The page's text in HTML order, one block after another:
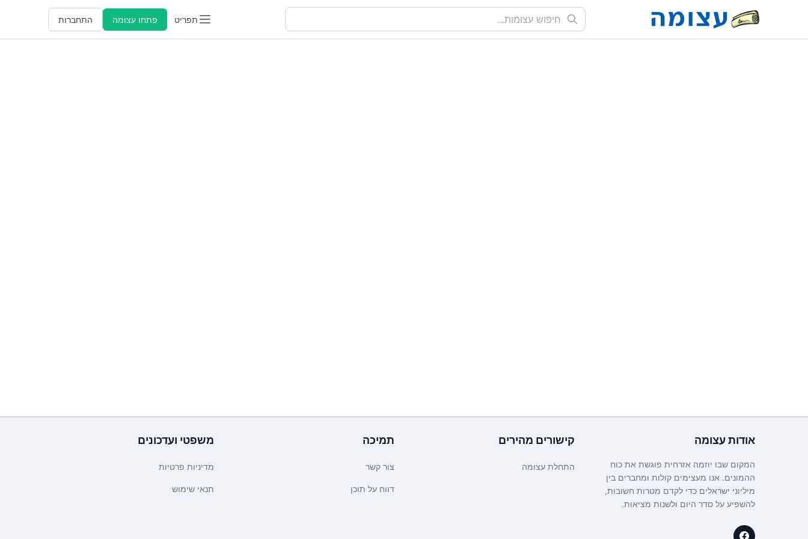
פתחו עצומה התחברות תפריט
אודותעצומה
המקום שבו יוזמה אזרחית פוגשת את כוח
ההמונים. אנו מעצימים קולות ומחברים בין
מיליוני ישראלים כדי לקדם מטרות חשובות,
להשפיע על סדר היום ולשנות מציאות.
קישורים מהירים
התחלת עצומה
תמיכה
צור קשר
דווח על תוכן
משפטי ועדכונים
מדיניות פרטיות
תנאי שימוש